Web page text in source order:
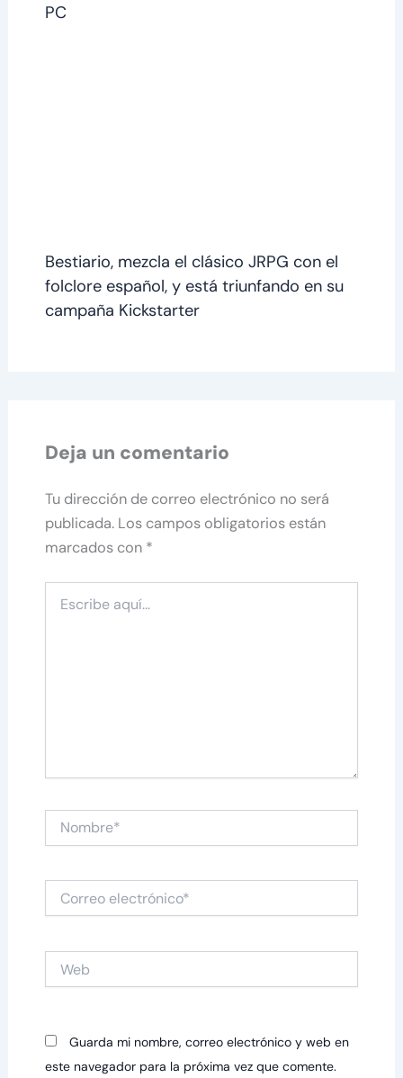
PC
Bestiario, mezcla el clásico JRPG con el
folclore español, y está triunfando en su
campaña Kickstarter
Deja un comentario
Tu dirección de correo electrónico no será
publicada. Los campos obligatorios están
marcados con *
aquí...
Nombre*
electrónico*
Guarda mi nombre, correo electrónico y web en
este navegador para la próxima vez que comente.